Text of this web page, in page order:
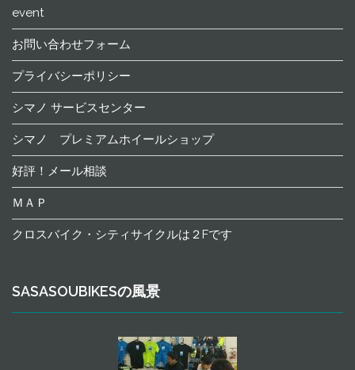
event
お問い合わせフォーム
プライバシーポリシー
シマノ サービスセンター
シマノ プレミアムホイールショップ
好評！メール相談
ＭＡＰ
クロスバイク・シティサイクルは２Fです
SASASOUBIKESの風景